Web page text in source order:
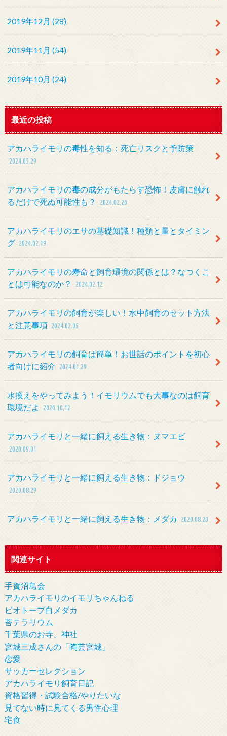
2019年12月 (28)
2019年11月 (54)
2019年10月 (24)
最近の投稿
アカハライモリの毒性を知る：死亡リスクと予防策
2024.05.29
アカハライモリの毒の成分がもたらす恐怖！皮膚に触れ
るだけで死ぬ可能性も？
2024.02.26
アカハライモリのエサの基礎知識！種類と量とタイミン
グ 2024.02.19
アカハライモリの寿命と飼育環境の関係とは？なつくこ
とは可能なのか？
2024.02.12
アカハライモリの飼育が楽しい！水中飼育のセット方法
と注意事項 2024.02.05
アカハライモリの飼育は簡単！お世話のポイントを初心
者向けに紹介 2024.01.29
水換えをやってみよう！イモリウムでも大事なのは飼育
環境だよ
2020.10.12
アカハライモリと一緒に飼える生き物：ヌマエビ
2020.09.01
アカハライモリと一緒に飼える生き物：ドジョウ
2020.08.29
アカハライモリと一緒に飼える生き物：メダカ 2020.08.20
関連サイト
手賀沼鳥会
アカハライモリのイモリちゃんねる
ビオトープ白メダカ
苔テラリウム
千葉県のお寺、神社
宮城三成さんの「陶芸宮城」
恋愛
サッカーセレクション
アカハライモリ飼育日記
資格習得・試験合格/やりたいな
見てない時に見てくる男性心理
宅食